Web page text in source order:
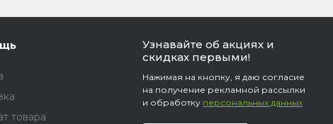
товара
Узнавайте об акциях и
скидках первыми!
Нажимая на кнопку, я даю согласие
на получение рекламной рассылки
и обработку персональных данных